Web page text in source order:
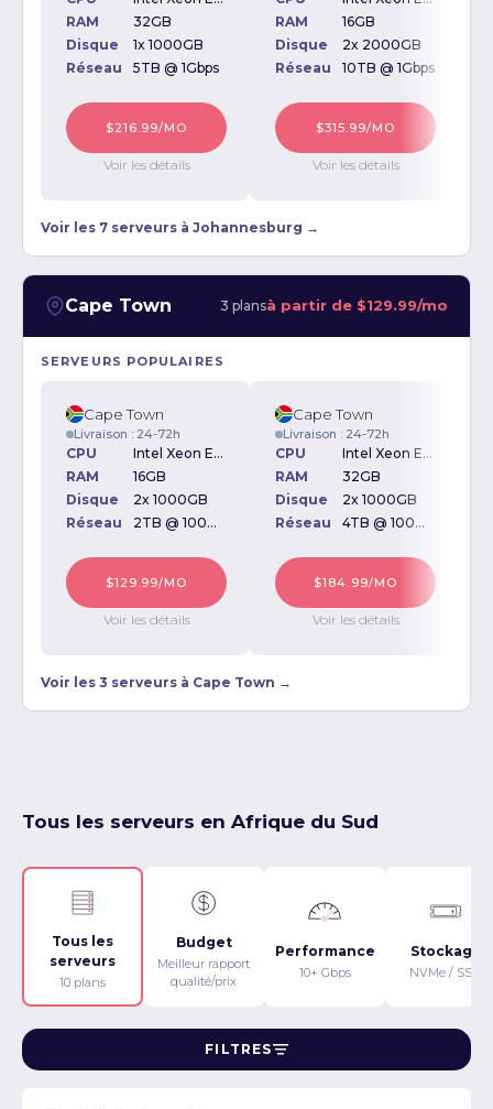
RAM
32GB
Disque
1x 1000GB
Réseau
5TB @ 1Gbps
$216.99/MO
Voir les détails
RAM
16GB
Disque
2x 2000GB
Réseau
10TB @ 1Gbps
$315.99/MO
Voir les détails
Voir les 7 serveurs à Johannesburg →
Cape Town 3 plansà partir de $129.99/mo
SERVEURS POPULAIRES
Cape Town
Livraison : 24-72h
CPU
Intel Xeon E3-1230 3.20GHz
RAM
16GB
Disque
2x 1000GB
Réseau
2TB @ 100Mbps
$129.99/MO
Voir les détails
Cape Town
Livraison : 24-72h
CPU
Intel Xeon E5-1620 3.5GHz
RAM
32GB
Disque
2x 1000GB
Réseau
4TB @ 100Mbps
$184.99/MO
Voir les détails
Voir les 3 serveurs à Cape Town →
Tous les serveurs en Afrique du Sud
Tous les
serveurs
10 plans
Budget
Meilleur rapport
qualité/prix
Performance
10+ Gbps
Stockage
NVMe / SSD
FILTRES